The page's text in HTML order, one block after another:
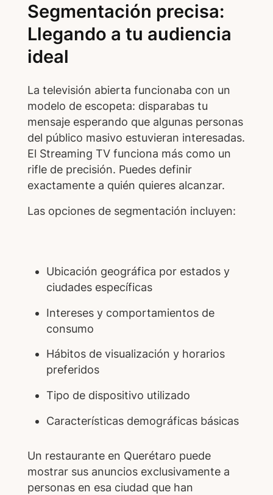
Segmentación precisa:
Llegando a tu audiencia
ideal
La televisión abierta funcionaba con un
modelo de escopeta: disparabas tu
mensaje esperando que algunas personas
del público masivo estuvieran interesadas.
El Streaming TV funciona más como un
rifle de precisión. Puedes definir
exactamente a quién quieres alcanzar.
Las opciones de segmentación incluyen:
Ubicación geográfica por estados y
ciudades específicas
Intereses y comportamientos de
consumo
Hábitos de visualización y horarios
preferidos
Tipo de dispositivo utilizado
Características demográficas básicas
Un restaurante en Querétaro puede
mostrar sus anuncios exclusivamente a
personas en esa ciudad que han